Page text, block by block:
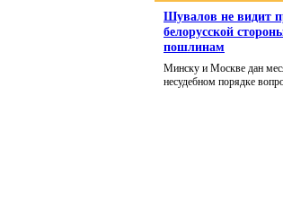
Шувалов не видит
белорусской
пошлинам
Минску и Москве дан
несудебном порядке